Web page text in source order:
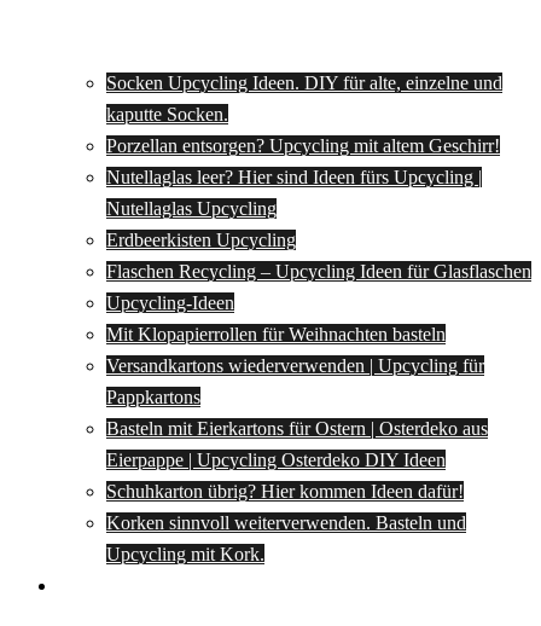
Socken Upcycling Ideen. DIY für alte, einzelne und
kaputte Socken.
Porzellan entsorgen? Upcycling mit altem Geschirr!
Nutellaglas leer? Hier sind Ideen fürs Upcycling |
Nutellaglas Upcycling
Erdbeerkisten Upcycling
Flaschen Recycling – Upcycling Ideen für Glasflaschen
Upcycling-Ideen
Mit Klopapierrollen für Weihnachten basteln
Versandkartons wiederverwenden | Upcycling für
Pappkartons
Basteln mit Eierkartons für Ostern | Osterdeko aus
Eierpappe | Upcycling Osterdeko DIY Ideen
Schuhkarton übrig? Hier kommen Ideen dafür!
Korken sinnvoll weiterverwenden. Basteln und
Upcycling mit Kork.